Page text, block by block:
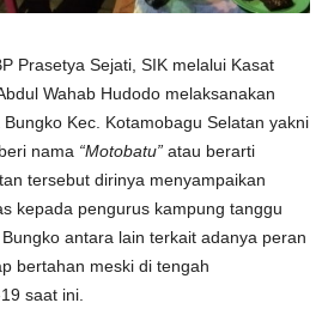
Prasetya Sejati, SIK melalui Kasat
Wahab Hudodo melaksanakan
Kec. Kotamobagu Selatan yakni
nama “Motobatu” atau berarti
tersebut dirinya menyampaikan
kepada pengurus kampung tanggu
antara lain terkait adanya peran
bertahan meski di tengah
saat ini.